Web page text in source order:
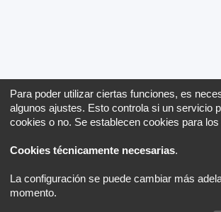
Para poder utilizar ciertas funciones, es
algunos ajustes. Esto controla si un servicio
cookies o no. Se establecen cookies para
Cookies técnicamente necesarias.
La configuración se puede cambiar más
momento.